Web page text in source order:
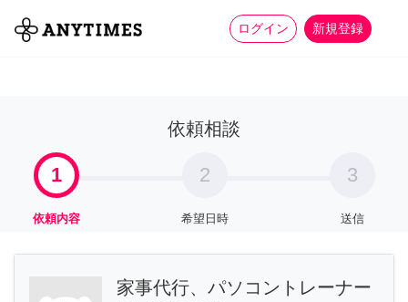
ログイン 新規登録
全て 家事 more_horiz
依頼相談
1
依頼内容
2
希望日時
3
送信
家事代行、パソコントレーナー